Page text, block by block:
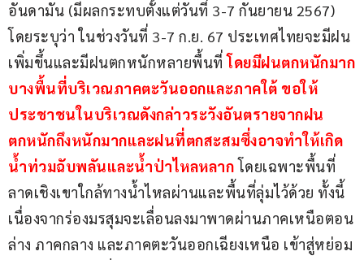
อันดามัน (มีผลกระทบตั้งแต่วันที่ 3-7 กันยายน 2567)
โดยระบุว่า ในช่วงวันที่ 3-7 ก.ย. 67 ประเทศไทยจะมีฝน
เพิ่มขึ้นและมีฝนตกหนักหลายพื้นที่ โดยมีฝนตกหนักมาก
บางพื้นที่บริเวณภาคตะวันออกและภาคใต้ ขอให้
ประชาชนในบริเวณดังกล่าวระวังอันตรายจากฝน
ตกหนักถึงหนักมากและฝนที่ตกสะสมซึ่งอาจทำให้เกิด
น้ำท่วมฉับพลันและน้ำป่าไหลหลาก โดยเฉพาะพื้นที่
ลาดเชิงเขาใกล้ทางน้ำไหลผ่านและพื้นที่ลุ่มไว้ด้วย ทั้งนี้
เนื่องจากร่องมรสุมจะเลื่อนลงมาพาดผ่านภาคเหนือตอน
ล่าง ภาคกลาง และภาคตะวันออกเฉียงเหนือ เข้าสู่หย่อม